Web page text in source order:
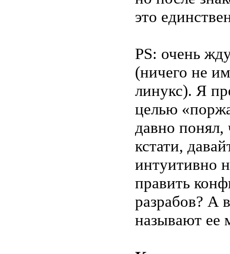
это
PS: очень
(ничего не
линукс). Я
целью
давно
кстати,
интуитивно
править
разрабов? А
называют ее